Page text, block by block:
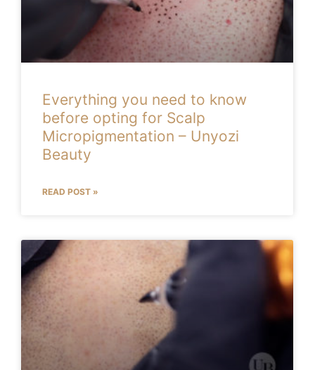
Everything you need to know
before opting for Scalp
Micropigmentation – Unyozi
Beauty
READ POST »